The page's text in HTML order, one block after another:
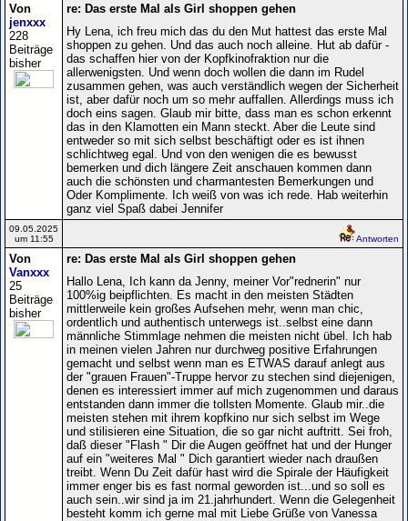
Von
jenxxx
228
Beiträge
bisher
re: Das erste Mal als Girl shoppen gehen
Hy Lena, ich freu mich das du den Mut hattest das erste Mal
shoppen zu gehen. Und das auch noch alleine. Hut ab dafür -
das schaffen hier von der Kopfkinofraktion nur die
allerwenigsten. Und wenn doch wollen die dann im Rudel
zusammen gehen, was auch verständlich wegen der Sicherheit
ist, aber dafür noch um so mehr auffallen. Allerdings muss ich
doch eins sagen. Glaub mir bitte, dass man es schon erkennt
das in den Klamotten ein Mann steckt. Aber die Leute sind
entweder so mit sich selbst beschäftigt oder es ist ihnen
schlichtweg egal. Und von den wenigen die es bewusst
bemerken und dich längere Zeit anschauen kommen dann
auch die schönsten und charmantesten Bemerkungen und
Oder Komplimente. Ich weiß von was ich rede. Hab weiterhin
ganz viel Spaß dabei Jennifer
09.05.2025
um 11:55
Antworten
Von
Vanxxx
25
Beiträge
bisher
re: Das erste Mal als Girl shoppen gehen
Hallo Lena, Ich kann da Jenny, meiner Vor"rednerin" nur
100%ig beipflichten. Es macht in den meisten Städten
mittlerweile kein großes Aufsehen mehr, wenn man chic,
ordentlich und authentisch unterwegs ist..selbst eine dann
männliche Stimmlage nehmen die meisten nicht übel. Ich hab
in meinen vielen Jahren nur durchweg positive Erfahrungen
gemacht und selbst wenn man es ETWAS darauf anlegt aus
der "grauen Frauen"-Truppe hervor zu stechen sind diejenigen,
denen es interessiert immer auf mich zugenommen und daraus
entstanden dann immer die tollsten Momente. Glaub mir..die
meisten stehen mit ihrem kopfkino nur sich selbst im Wege
und stilisieren eine Situation, die so gar nicht auftritt. Sei froh,
daß dieser "Flash " Dir die Augen geöffnet hat und der Hunger
auf ein "weiteres Mal " Dich garantiert wieder nach draußen
treibt. Wenn Du Zeit dafür hast wird die Spirale der Häufigkeit
immer enger bis es fast normal geworden ist...und so soll es
auch sein..wir sind ja im 21.jahrhundert. Wenn die Gelegenheit
besteht komm ich gerne mal mit Liebe Grüße von Vanessa